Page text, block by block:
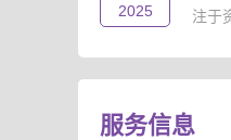
2025
注于
服务信息